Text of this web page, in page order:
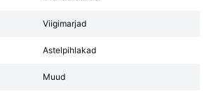
Viigimarjad
Astelpihlakad
Muud